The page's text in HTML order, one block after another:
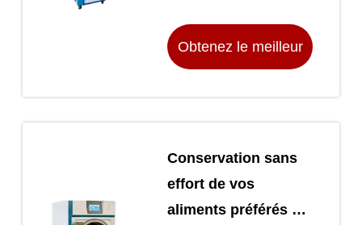
Obtenez le meilleur
Conservation sans
effort de vos
aliments préférés à